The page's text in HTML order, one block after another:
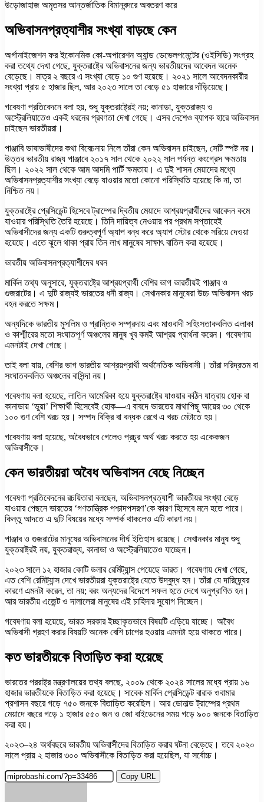
উড়োজাহাজ অমৃতসর আন্তর্জাতিক বিমানবন্দরে অবতরণ করে
অভিবাসনপ্রত্যাশীর সংখ্যা বাড়ছে কেন
অর্গানাইজেশন ফর ইকোনমিক কো-অপারেশন অ্যান্ড ডেভেলপমেন্টের (ওইসিডি) সংগ্রহ
করা তথ্যে দেখা গেছে, যুক্তরাষ্ট্রে অভিবাসনের জন্য ভারতীয়দের আবেদন অনেক
বেড়েছে। মাত্র ২ বছরে এ সংখ্যা বেড়ে ১০ গুণ হয়েছে। ২০২১ সালে আবেদনকারীর
সংখ্যা প্রায় ৫ হাজার ছিল, আর ২০২৩ সালে তা বেড়ে ৫১ হাজারে দাঁড়িয়েছে।
গবেষণা প্রতিবেদনে বলা হয়, শুধু যুক্তরাষ্ট্রেই নয়; কানাডা, যুক্তরাজ্য ও
অস্ট্রেলিয়াতেও একই ধরনের প্রবণতা দেখা গেছে। এসব দেশেও ব্যাপক হারে অভিবাসন
চাইছেন ভারতীয়রা।
পাঞ্জাবি ভাষাভাষীদের কথা বিবেচনায় নিলে তাঁরা কেন অভিবাসন চাইছেন, সেটি স্পষ্ট নয়।
উত্তর ভারতীয় রাজ্য পাঞ্জাবে ২০১৭ সাল থেকে ২০২২ সাল পর্যন্ত কংগ্রেস ক্ষমতায়
ছিল। ২০২২ সাল থেকে আম আদমি পার্টি ক্ষমতায়। এ দুই শাসন মেয়াদের মধ্যে
অভিবাসনপ্রত্যাশীর সংখ্যা বেড়ে যাওয়ার মতো কোনো পরিস্থিতি হয়েছে কি না, তা
নিশ্চিত নয়।
যুক্তরাষ্ট্রে প্রেসিডেন্ট হিসেবে ট্রাম্পের দ্বিতীয় মেয়াদে আশ্রয়প্রার্থীদের আবেদন কমে
যাওয়ার পরিস্থিতি তৈরি হয়েছে। তিনি দায়িত্ব নেওয়ার পর প্রথম সপ্তাহেই
অভিবাসীদের জন্য একটি গুরুত্বপূর্ণ অ্যাপ বন্ধ করে অ্যাপ স্টোর থেকে সরিয়ে দেওয়া
হয়েছে। এতে ঝুলে থাকা প্রায় তিন লাখ মানুষের সাক্ষাৎ বাতিল করা হয়েছে।
ভারতীয় অভিবাসনপ্রত্যাশীদের ধরন
মার্কিন তথ্য অনুসারে, যুক্তরাষ্ট্রে আশ্রয়প্রার্থী বেশির ভাগ ভারতীয়ই পাঞ্জাব ও
গুজরাটের। এ দুটি রাজ্যই ভারতের ধনী রাজ্য। সেখানকার মানুষেরা উচ্চ অভিবাসন খরচ
বহন করতে সক্ষম।
অন্যদিকে ভারতীয় মুসলিম ও প্রান্তিক সম্প্রদায় এবং মাওবাদী সহিংসতাকবলিত এলাকা
ও কাশ্মীরের মতো সংঘাতপূর্ণ অঞ্চলের মানুষ খুব কমই আশ্রয় প্রার্থনা করেন। গবেষণায়
এমনটাই দেখা গেছে।
তাই বলা যায়, বেশির ভাগ ভারতীয় আশ্রয়প্রার্থী অর্থনৈতিক অভিবাসী। তাঁরা দরিদ্রতম বা
সংঘাতকবলিত অঞ্চলের বাসিন্দা নয়।
গবেষণায় বলা হয়েছে, লাতিন আমেরিকা হয়ে যুক্তরাষ্ট্রে যাওয়ার কঠিন যাত্রায় হোক বা
কানাডায় ‘ভুয়া’ শিক্ষার্থী হিসেবেই হোক—এ বাবদে ভারতের মাথাপিছু আয়ের ৩০ থেকে
১০০ গুণ বেশি খরচ হয়। সম্পদ বিক্রি বা বন্ধক রেখে এ খরচ মেটাতে হয়।
গবেষণায় বলা হয়েছে, অবৈধভাবে গেলেও প্রচুর অর্থ খরচ করতে হয় একেকজন
অভিবাসীকে।
কেন ভারতীয়রা অবৈধ অভিবাসন বেছে নিচ্ছেন
গবেষণা প্রতিবেদনের রচয়িতারা বলছেন, অভিবাসনপ্রত্যাশী ভারতীয়র সংখ্যা বেড়ে
যাওয়ার পেছনে ভারতের ‘গণতান্ত্রিক পশ্চাদপসরণ’কে কারণ হিসেবে মনে হতে পারে।
কিন্তু আদতে এ দুটি বিষয়ের মধ্যে সম্পর্ক থাকলেও এটি কারণ নয়।
পাঞ্জাব ও গুজরাটের মানুষের অভিবাসনের দীর্ঘ ইতিহাস রয়েছে। সেখানকার মানুষ শুধু
যুক্তরাষ্ট্রই নয়, যুক্তরাজ্য, কানাডা ও অস্ট্রেলিয়াতেও যাচ্ছেন।
২০২৩ সালে ১২ হাজার কোটি ডলার রেমিট্যান্স পেয়েছে ভারত। গবেষণায় দেখা গেছে,
এত বেশি রেমিট্যান্স দেখে ভারতীয়রা যুক্তরাষ্ট্রে যেতে উদ্বুদ্ধ হন। তাঁরা যে দারিদ্র্যের
কারণে এমনটা করেন, তা নয়; বরং অন্যদের বিদেশে সফল হতে দেখে অনুপ্রাণিত হন।
আর ভারতীয় এজেন্ট ও দালালেরা মানুষের এই চাহিদার সুযোগ নিচ্ছেন।
গবেষণায় বলা হয়েছে, ভারত সরকার ইচ্ছাকৃতভাবে বিষয়টি এড়িয়ে যাচ্ছে। অবৈধ
অভিবাসী গ্রহণ করার বিষয়টি অনেক বেশি চাপের হওয়ায় এমনটা হয়ে থাকতে পারে।
কত ভারতীয়কে বিতাড়িত করা হয়েছে
ভারতের পররাষ্ট্র মন্ত্রণালয়ের তথ্য বলছে, ২০০৯ থেকে ২০২৪ সালের মধ্যে প্রায় ১৬
হাজার ভারতীয়কে বিতাড়িত করা হয়েছে। সাবেক মার্কিন প্রেসিডেন্ট বারাক ওবামার
প্রশাসন বছরে গড়ে ৭৫০ জনকে বিতাড়িত করেছিল। আর ডোনাল্ড ট্রাম্পের প্রথম
মেয়াদে বছরে গড়ে ১ হাজার ৫৫০ জন ও জো বাইডেনের সময় গড়ে ৯০০ জনকে বিতাড়িত
করা হয়।
২০২৩–২৪ অর্থবছরে ভারতীয় অভিবাসীদের বিতাড়িত করার ঘটনা বেড়েছে। তবে ২০২০
সালে প্রায় ২ হাজার ৩০০ অভিবাসীকে বিতাড়িত করা হয়েছিল, যা সর্বোচ্চ।
Copy URL